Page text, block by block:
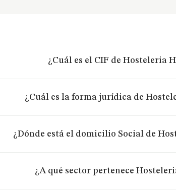
¿Cuál es el CIF de Hosteleria
¿Cuál es la forma jurídica de
¿Dónde está el domicilio Social de
¿A qué sector pertenece